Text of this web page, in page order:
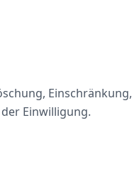
Einschränkung,
Einwilligung.